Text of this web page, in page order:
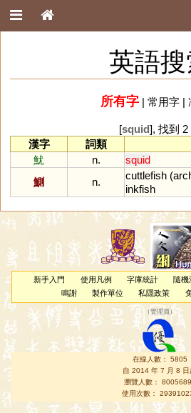
英語
所有字| 常用字|
[squid], 找到 2
漢字
詞類
魷
n.
squid
鰂
n.
cuttlefish (
inkfish
新手入門 使用凡例 字庫統計 隨機
鳴謝
製作單位 私隱政策
（管理員 ）
在線人數： 5805
自 2014 年 7 月 8 日
瀏覽人數：
使用次數：